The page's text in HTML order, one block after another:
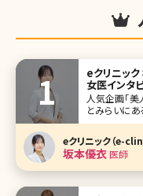
eクリニック 横浜
女医インタ
人気企画「美
とみらいに
院長を務める坂
クは、円戸
膚科クリニッ
え
eクリニック（e-
坂本優衣医師